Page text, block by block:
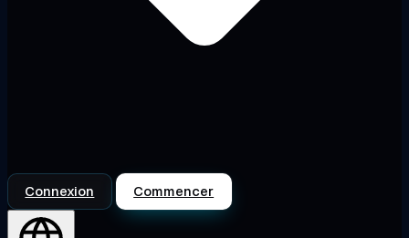
Connexion Commencer